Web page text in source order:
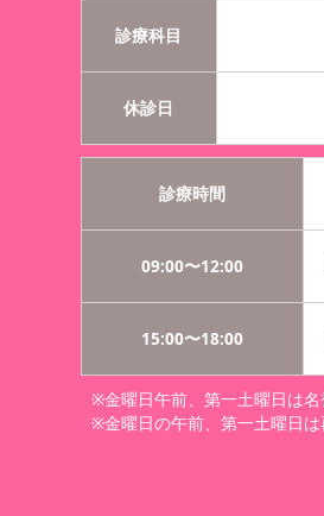
診療科目
休診日
診療時間
09:00〜12:00
15:00〜18:00
※金曜日午前、第一土曜日は名
※金曜日の午前、第一土曜日は